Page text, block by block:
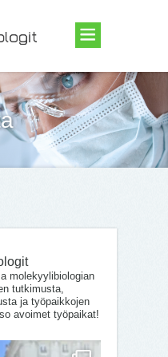
molekyylibiologian
tutkimusta,
ja työpaikkojen
avoimet työpaikat!